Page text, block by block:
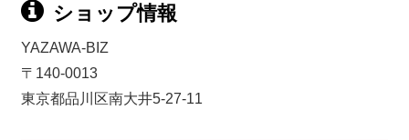
ショップ情報
YAZAWA-BIZ
〒140-0013
東京都品川区南大井5-27-11